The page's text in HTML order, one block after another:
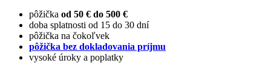
pôžička od 50 € do 500 €
doba splatnosti od 15 do 30 dní
pôžička na čokoľvek
pôžička bez dokladovania príjmu
vysoké úroky a poplatky